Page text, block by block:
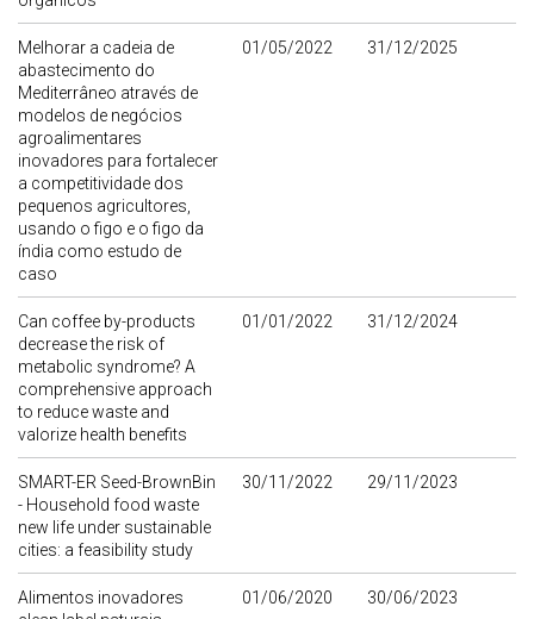
Melhorar a cadeia de
abastecimento do
Mediterrâneo através de
modelos de negócios
agroalimentares
inovadores para fortalecer
a competitividade dos
pequenos agricultores,
usando o figo e o figo da
índia como estudo de
caso
01/05/2022 31/12/2025
Can coffee by-products
decrease the risk of
metabolic syndrome? A
comprehensive approach
to reduce waste and
valorize health benefits
01/01/2022 31/12/2024
SMART-ER Seed-BrownBin
- Household food waste
new life under sustainable
cities: a feasibility study
30/11/2022 29/11/2023
Alimentos inovadores
01/06/2020 30/06/2023